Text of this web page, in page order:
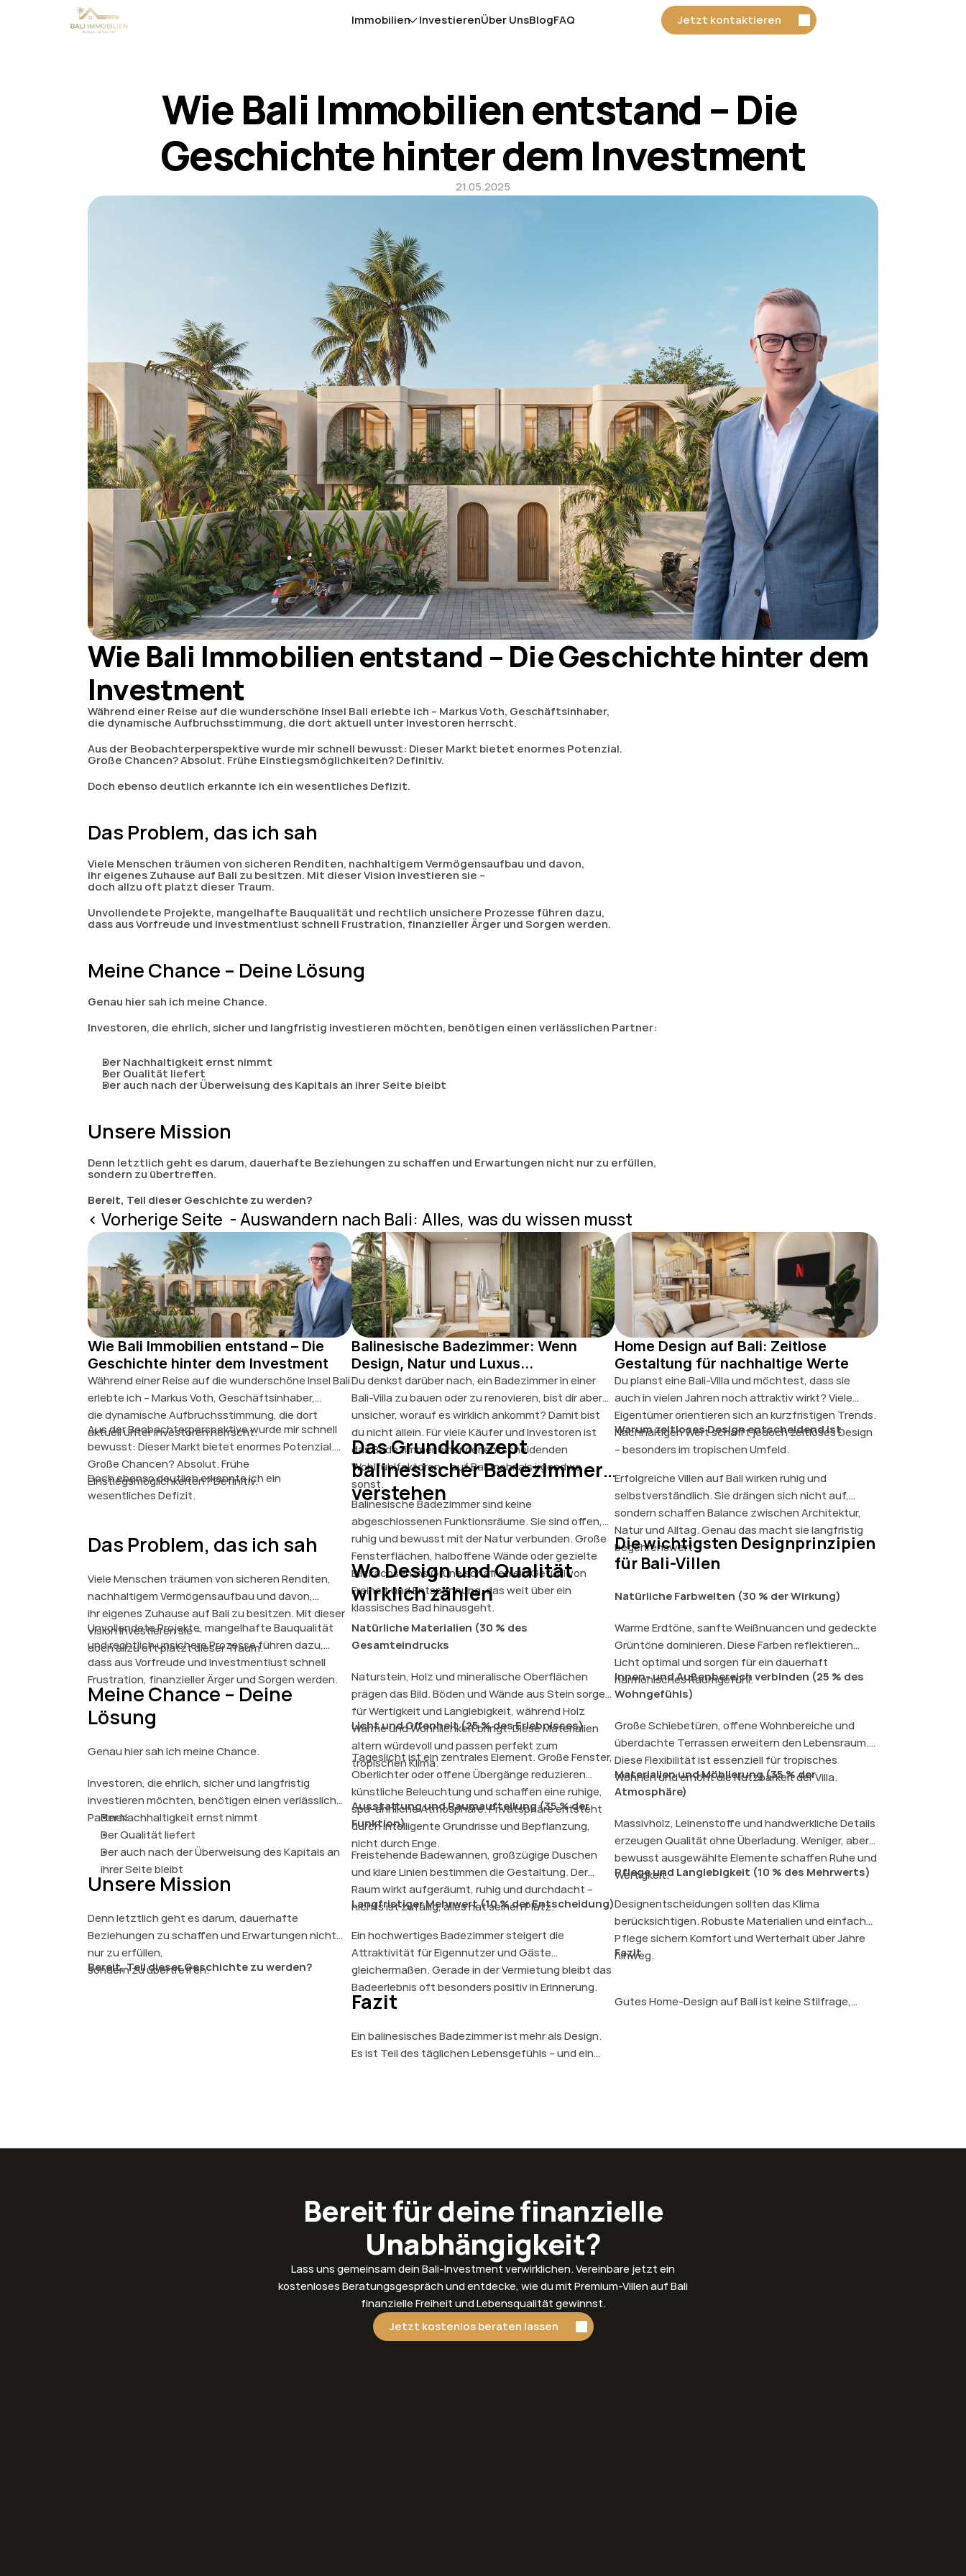
Immobilien InvestierenÜber UnsBlogFAQ Jetzt kontaktieren
Wie Bali Immobilien entstand – Die
Geschichte hinter dem Investment
21.05.2025
Wie Bali Immobilien entstand – Die Geschichte hinter dem
Investment
Während einer Reise auf die wunderschöne Insel Bali erlebte ich – Markus Voth, Geschäftsinhaber,
die dynamische Aufbruchsstimmung, die dort aktuell unter Investoren herrscht.
Aus der Beobachterperspektive wurde mir schnell bewusst: Dieser Markt bietet enormes Potenzial.
Große Chancen? Absolut. Frühe Einstiegsmöglichkeiten? Definitiv.
Doch ebenso deutlich erkannte ich ein wesentliches Defizit.
Das Problem, das ich sah
Viele Menschen träumen von sicheren Renditen, nachhaltigem Vermögensaufbau und davon,
ihr eigenes Zuhause auf Bali zu besitzen. Mit dieser Vision investieren sie –
doch allzu oft platzt dieser Traum.
Unvollendete Projekte, mangelhafte Bauqualität und rechtlich unsichere Prozesse führen dazu,
dass aus Vorfreude und Investmentlust schnell Frustration, finanzieller Ärger und Sorgen werden.
Meine Chance – Deine Lösung
Genau hier sah ich meine Chance.
Investoren, die ehrlich, sicher und langfristig investieren möchten, benötigen einen verlässlichen Partner:
Der Nachhaltigkeit ernst nimmt
Der Qualität liefert
Der auch nach der Überweisung des Kapitals an ihrer Seite bleibt
Unsere Mission
Denn letztlich geht es darum, dauerhafte Beziehungen zu schaffen und Erwartungen nicht nur zu erfüllen,
sondern zu übertreffen.
Bereit, Teil dieser Geschichte zu werden?
‹ Vorherige Seite  - Auswandern nach Bali: Alles, was du wissen musst
Wie Bali Immobilien entstand – Die
Geschichte hinter dem Investment
Während einer Reise auf die wunderschöne Insel Bali
erlebte ich – Markus Voth, Geschäftsinhaber,
die dynamische Aufbruchsstimmung, die dort
aktuell unter Investoren herrscht.
Aus der Beobachterperspektive wurde mir schnell
bewusst: Dieser Markt bietet enormes Potenzial.
Große Chancen? Absolut. Frühe
Einstiegsmöglichkeiten? Definitiv.
Doch ebenso deutlich erkannte ich ein
wesentliches Defizit.
Das Problem, das ich sah
Viele Menschen träumen von sicheren Renditen,
nachhaltigem Vermögensaufbau und davon,
ihr eigenes Zuhause auf Bali zu besitzen. Mit dieser
Vision investieren sie –
doch allzu oft platzt dieser Traum.
Unvollendete Projekte, mangelhafte Bauqualität
und rechtlich unsichere Prozesse führen dazu,
dass aus Vorfreude und Investmentlust schnell
Frustration, finanzieller Ärger und Sorgen werden.
Meine Chance – Deine
Lösung
Genau hier sah ich meine Chance.
Investoren, die ehrlich, sicher und langfristig
investieren möchten, benötigen einen verlässlichen
Partner:
Der Nachhaltigkeit ernst nimmt
Der Qualität liefert
Der auch nach der Überweisung des Kapitals an
ihrer Seite bleibt
Unsere Mission
Denn letztlich geht es darum, dauerhafte
Beziehungen zu schaffen und Erwartungen nicht
nur zu erfüllen,
sondern zu übertreffen.
Bereit, Teil dieser Geschichte zu werden?
Balinesische Badezimmer: Wenn
Design, Natur und Luxus
verschmelzen
Du denkst darüber nach, ein Badezimmer in einer
Bali-Villa zu bauen oder zu renovieren, bist dir aber
unsicher, worauf es wirklich ankommt? Damit bist
du nicht allein. Für viele Käufer und Investoren ist
das Badezimmer einer der entscheidenden
Wohlfühlfaktoren – auf Bali mehr als irgendwo
sonst.
Das Grundkonzept
balinesischer Badezimmer
verstehen
Balinesische Badezimmer sind keine
abgeschlossenen Funktionsräume. Sie sind offen,
ruhig und bewusst mit der Natur verbunden. Große
Fensterflächen, halboffene Wände oder gezielte
Blickachsen ins Grüne schaffen ein Gefühl von
Freiheit und Entspannung, das weit über ein
klassisches Bad hinausgeht.
Wo Design und Qualität
wirklich zählen
Natürliche Materialien (30 % des
Gesamteindrucks
Naturstein, Holz und mineralische Oberflächen
prägen das Bild. Böden und Wände aus Stein sorgen
für Wertigkeit und Langlebigkeit, während Holz
Wärme und Wohnlichkeit bringt. Diese Materialien
altern würdevoll und passen perfekt zum
tropischen Klima.
Licht und Offenheit (25 % des Erlebnisses)
Tageslicht ist ein zentrales Element. Große Fenster,
Oberlichter oder offene Übergänge reduzieren
künstliche Beleuchtung und schaffen eine ruhige,
spa-ähnliche Atmosphäre. Privatsphäre entsteht
durch intelligente Grundrisse und Bepflanzung,
nicht durch Enge.
Ausstattung und Raumaufteilung (35 % der
Funktion)
Freistehende Badewannen, großzügige Duschen
und klare Linien bestimmen die Gestaltung. Der
Raum wirkt aufgeräumt, ruhig und durchdacht –
nichts ist zufällig, alles hat seinen Platz.
Langfristiger Mehrwert (10 % der Entscheidung)
Ein hochwertiges Badezimmer steigert die
Attraktivität für Eigennutzer und Gäste
gleichermaßen. Gerade in der Vermietung bleibt das
Badeerlebnis oft besonders positiv in Erinnerung.
Fazit
Ein balinesisches Badezimmer ist mehr als Design.
Es ist Teil des täglichen Lebensgefühls – und ein
Home Design auf Bali: Zeitlose
Gestaltung für nachhaltige Werte
Du planst eine Bali-Villa und möchtest, dass sie
auch in vielen Jahren noch attraktiv wirkt? Viele
Eigentümer orientieren sich an kurzfristigen Trends.
Nachhaltigen Wert schafft jedoch zeitloses Design
– besonders im tropischen Umfeld.
Warum zeitloses Design entscheidend ist
Erfolgreiche Villen auf Bali wirken ruhig und
selbstverständlich. Sie drängen sich nicht auf,
sondern schaffen Balance zwischen Architektur,
Natur und Alltag. Genau das macht sie langfristig
begehrenswert.
Die wichtigsten Designprinzipien
für Bali-Villen
Natürliche Farbwelten (30 % der Wirkung)
Warme Erdtöne, sanfte Weißnuancen und gedeckte
Grüntöne dominieren. Diese Farben reflektieren
Licht optimal und sorgen für ein dauerhaft
harmonisches Raumgefühl.
Innen- und Außenbereich verbinden (25 % des
Wohngefühls)
Große Schiebetüren, offene Wohnbereiche und
überdachte Terrassen erweitern den Lebensraum.
Diese Flexibilität ist essenziell für tropisches
Wohnen und erhöht die Nutzbarkeit der Villa.
Materialien und Möblierung (35 % der
Atmosphäre)
Massivholz, Leinenstoffe und handwerkliche Details
erzeugen Qualität ohne Überladung. Weniger, aber
bewusst ausgewählte Elemente schaffen Ruhe und
Wertigkeit.
Pflege und Langlebigkeit (10 % des Mehrwerts)
Designentscheidungen sollten das Klima
berücksichtigen. Robuste Materialien und einfache
Pflege sichern Komfort und Werterhalt über Jahre
hinweg.
Fazit
Gutes Home-Design auf Bali ist keine Stilfrage,
Bereit für deine finanzielle
Unabhängigkeit?
Lass uns gemeinsam dein Bali-Investment verwirklichen. Vereinbare jetzt ein
kostenloses Beratungsgespräch und entdecke, wie du mit Premium-Villen auf Bali
finanzielle Freiheit und Lebensqualität gewinnst.
Jetzt kostenlos beraten lassen